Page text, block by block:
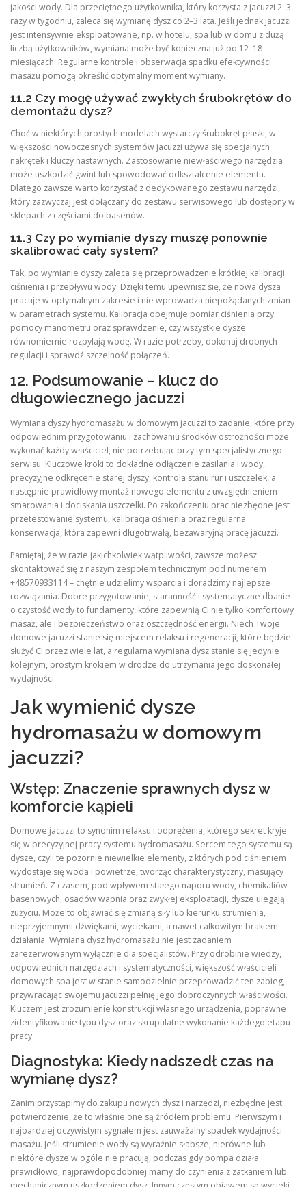
jakości wody. Dla przeciętnego użytkownika, który korzysta z jacuzzi 2–3
razy w tygodniu, zaleca się wymianę dysz co 2–3 lata. Jeśli jednak jacuzzi
jest intensywnie eksploatowane, np. w hotelu, spa lub w domu z dużą
liczbą użytkowników, wymiana może być konieczna już po 12–18
miesiącach. Regularne kontrole i obserwacja spadku efektywności
masażu pomogą określić optymalny moment wymiany.
11.2 Czy mogę używać zwykłych śrubokrętów do
demontażu dysz?
Choć w niektórych prostych modelach wystarczy śrubokręt płaski, w
większości nowoczesnych systemów jacuzzi używa się specjalnych
nakrętek i kluczy nastawnych. Zastosowanie niewłaściwego narzędzia
może uszkodzić gwint lub spowodować odkształcenie elementu.
Dlatego zawsze warto korzystać z dedykowanego zestawu narzędzi,
który zazwyczaj jest dołączany do zestawu serwisowego lub dostępny w
sklepach z częściami do basenów.
11.3 Czy po wymianie dyszy muszę ponownie
skalibrować cały system?
Tak, po wymianie dyszy zaleca się przeprowadzenie krótkiej kalibracji
ciśnienia i przepływu wody. Dzięki temu upewnisz się, że nowa dysza
pracuje w optymalnym zakresie i nie wprowadza niepożądanych zmian
w parametrach systemu. Kalibracja obejmuje pomiar ciśnienia przy
pomocy manometru oraz sprawdzenie, czy wszystkie dysze
równomiernie rozpylają wodę. W razie potrzeby, dokonaj drobnych
regulacji i sprawdź szczelność połączeń.
12. Podsumowanie – klucz do
długowiecznego jacuzzi
Wymiana dyszy hydromasażu w domowym jacuzzi to zadanie, które przy
odpowiednim przygotowaniu i zachowaniu środków ostrożności może
wykonać każdy właściciel, nie potrzebując przy tym specjalistycznego
serwisu. Kluczowe kroki to dokładne odłączenie zasilania i wody,
precyzyjne odkręcenie starej dyszy, kontrola stanu rur i uszczelek, a
następnie prawidłowy montaż nowego elementu z uwzględnieniem
smarowania i dociskania uszczelki. Po zakończeniu prac niezbędne jest
przetestowanie systemu, kalibracja ciśnienia oraz regularna
konserwacja, która zapewni długotrwałą, bezawaryjną pracę jacuzzi.
Pamiętaj, że w razie jakichkolwiek wątpliwości, zawsze możesz
skontaktować się z naszym zespołem technicznym pod numerem
+48570933114 – chętnie udzielimy wsparcia i doradzimy najlepsze
rozwiązania. Dobre przygotowanie, staranność i systematyczne dbanie
o czystość wody to fundamenty, które zapewnią Ci nie tylko komfortowy
masaż, ale i bezpieczeństwo oraz oszczędność energii. Niech Twoje
domowe jacuzzi stanie się miejscem relaksu i regeneracji, które będzie
służyć Ci przez wiele lat, a regularna wymiana dysz stanie się jedynie
kolejnym, prostym krokiem w drodze do utrzymania jego doskonałej
wydajności.
Jak wymienić dysze
hydromasażu w domowym
jacuzzi?
Wstęp: Znaczenie sprawnych dysz w
komforcie kąpieli
Domowe jacuzzi to synonim relaksu i odprężenia, którego sekret kryje
się w precyzyjnej pracy systemu hydromasażu. Sercem tego systemu są
dysze, czyli te pozornie niewielkie elementy, z których pod ciśnieniem
wydostaje się woda i powietrze, tworząc charakterystyczny, masujący
strumień. Z czasem, pod wpływem stałego naporu wody, chemikaliów
basenowych, osadów wapnia oraz zwykłej eksploatacji, dysze ulegają
zużyciu. Może to objawiać się zmianą siły lub kierunku strumienia,
nieprzyjemnymi dźwiękami, wyciekami, a nawet całkowitym brakiem
działania. Wymiana dysz hydromasażu nie jest zadaniem
zarezerwowanym wyłącznie dla specjalistów. Przy odrobinie wiedzy,
odpowiednich narzędziach i systematyczności, większość właścicieli
domowych spa jest w stanie samodzielnie przeprowadzić ten zabieg,
przywracając swojemu jacuzzi pełnię jego dobroczynnych właściwości.
Kluczem jest zrozumienie konstrukcji własnego urządzenia, poprawne
zidentyfikowanie typu dysz oraz skrupulatne wykonanie każdego etapu
pracy.
Diagnostyka: Kiedy nadszedł czas na
wymianę dysz?
Zanim przystąpimy do zakupu nowych dysz i narzędzi, niezbędne jest
potwierdzenie, że to właśnie one są źródłem problemu. Pierwszym i
najbardziej oczywistym sygnałem jest zauważalny spadek wydajności
masażu. Jeśli strumienie wody są wyraźnie słabsze, nierówne lub
niektóre dysze w ogóle nie pracują, podczas gdy pompa działa
prawidłowo, najprawdopodobniej mamy do czynienia z zatkaniem lub